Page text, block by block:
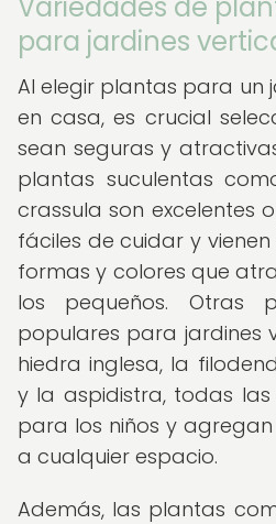
para jardines
Al elegir plantas para un
en casa, es crucial
sean seguras y
plantas suculentas
crassula son excelentes
fáciles de cuidar y
formas y colores que
los pequeños. Otras
populares para jardines
hiedra inglesa, la
y la aspidistra, todas
para los niños y
a cualquier espacio.
Además, las plantas